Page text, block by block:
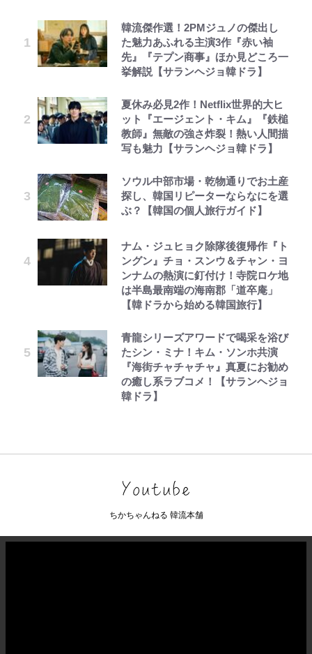
韓流傑作選！2PMジュノの傑出し
た魅力あふれる主演3作『赤い袖
先』『テプン商事』ほか見どころ一
挙解説【サランヘジョ韓ドラ】
夏休み必見2作！Netflix世界的大ヒ
ット『エージェント・キム』『鉄槌
教師』無敵の強さ炸裂！熱い人間描
写も魅力【サランヘジョ韓ドラ】
ソウル中部市場・乾物通りでお土産
探し、韓国リピーターならなにを選
ぶ？【韓国の個人旅行ガイド】
ナム・ジュヒョク除隊後復帰作『ト
ングン』チョ・スンウ＆チャン・ヨ
ンナムの熱演に釘付け！寺院ロケ地
は半島最南端の海南郡「道卒庵」
【韓ドラから始める韓国旅行】
青龍シリーズアワードで喝采を浴び
たシン・ミナ！キム・ソンホ共演
『海街チャチャチャ』真夏にお勧め
の癒し系ラブコメ！【サランヘジョ
韓ドラ】
ちかちゃんねる 韓流本舗